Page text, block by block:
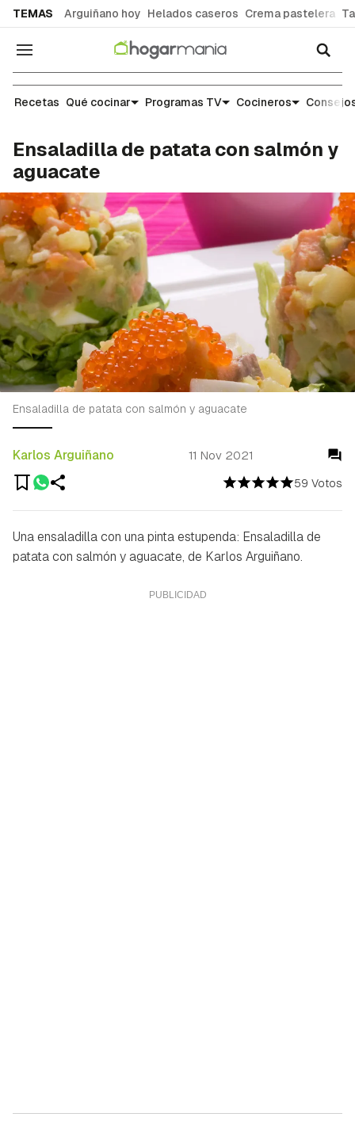
TEMAS Arguiñano hoy Helados caseros Crema pastelera
Navegación
Recetas
Recetas Qué cocinar Programas TV Cocineros
Ensaladilla de patata con salmón y
aguacate
59 Votos
Karlos Arguiñano 11 Nov 2021
Ensaladilla de patata con salmón y aguacate
Una ensaladilla con una pinta estupenda: Ensaladilla de
patata con salmón y aguacate, de Karlos Arguiñano.